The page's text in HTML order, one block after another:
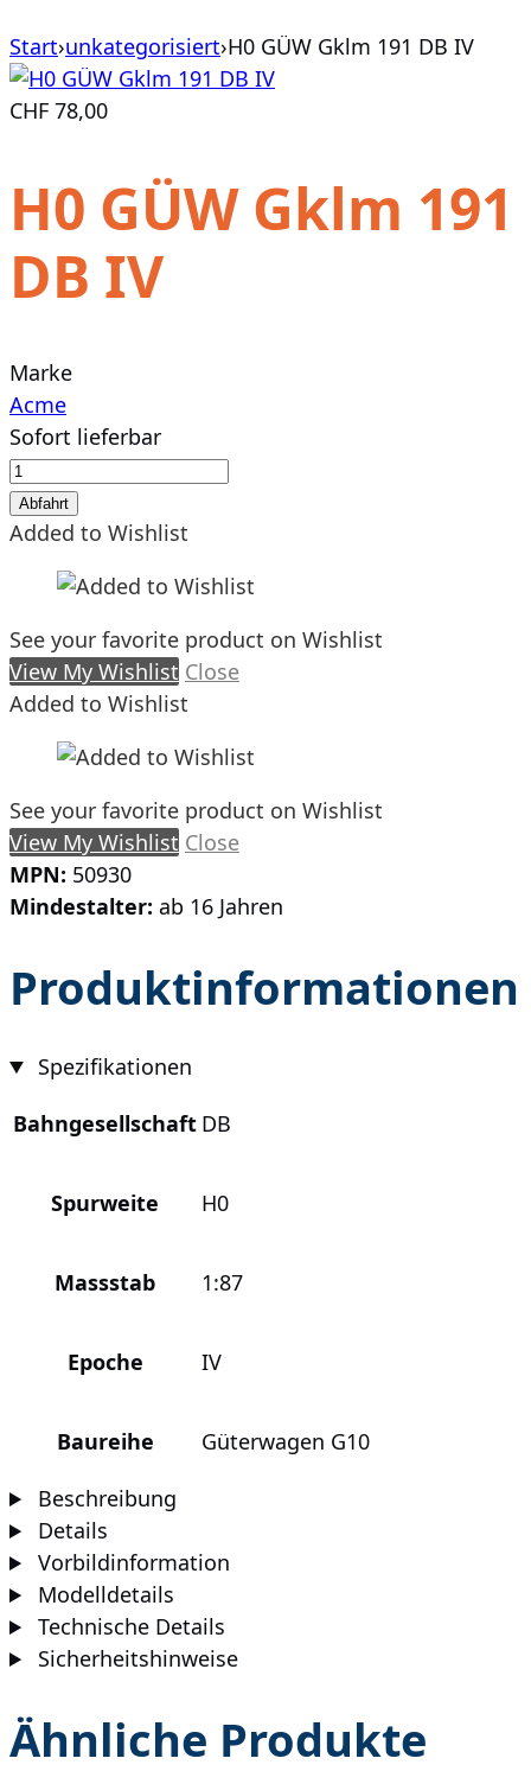
Start›unkategorisiert›H0 GÜW Gklm 191 DB IV
CHF 78,00
H0 GÜW Gklm 191
DB IV
Marke
Acme
Sofort lieferbar
H0
GÜW
Gklm
IV
Menge
Abfahrt
Added to Wishlist
See your favorite product on Wishlist
View My Wishlist Close
Added to Wishlist
See your favorite product on Wishlist
View My Wishlist Close
MPN: 50930
Mindestalter: ab 16 Jahren
Produktinformationen
Spezifikationen
Bahngesellschaft DB
Spurweite H0
Massstab 1:87
Epoche IV
Baureihe
Güterwagen G10
Beschreibung
Details
Vorbildinformation
Modelldetails
Technische Details
Sicherheitshinweise
Ähnliche Produkte